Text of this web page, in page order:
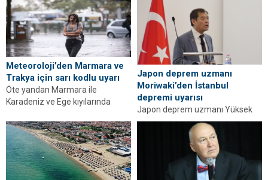
değerlendirmelere göre, ülke
genelinin parçalı ve yer yer...
bölümünde güneşli bir hava
bekleniyor. Sıcaklık güneyde 30...
Meteoroloji’den Marmara ve
Trakya için sarı kodlu uyarı
Öte yandan Marmara ile
Karadeniz ve Ege kıyılarında
beklenmeyen hava sıcaklıklarının,
diğer...
Japon deprem uzmanı
Moriwaki’den İstanbul
depremi uyarısı
Japon deprem uzmanı Yüksek
İnşaat Mühendisi Yoshinori
Moriwaki, beklenen İstanbul
depremiyle ilgili "Kuzey Anadolu